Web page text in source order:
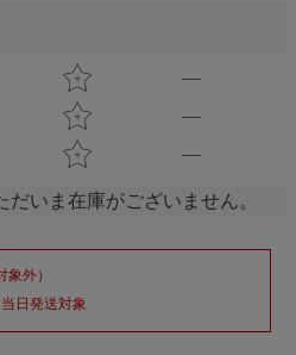
—
—
—
いま在庫がございません。
外）
日発送対象